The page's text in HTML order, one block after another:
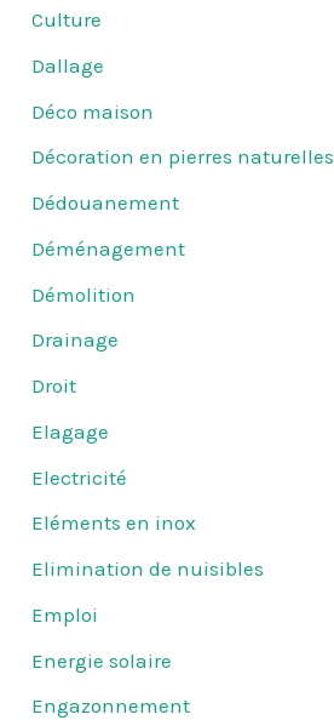
Culture
Dallage
Déco maison
Décoration en pierres naturelles
Dédouanement
Déménagement
Démolition
Drainage
Droit
Elagage
Electricité
Eléments en inox
Elimination de nuisibles
Emploi
Energie solaire
Engazonnement